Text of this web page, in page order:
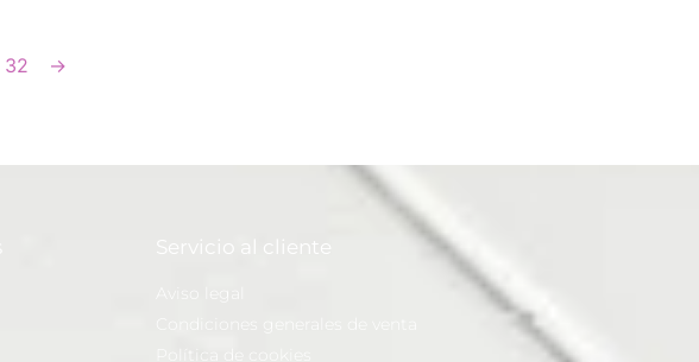
32 →
Servicio al cliente